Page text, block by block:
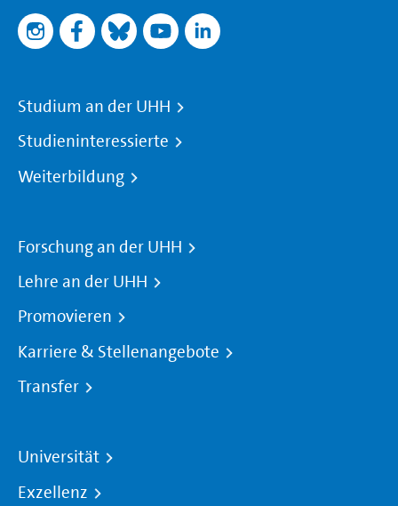
Studium an der UHH
Studieninteressierte
Weiterbildung
Forschung an der UHH
Lehre an der UHH
Promovieren
Karriere & Stellenangebote
Transfer
Universität
Exzellenz